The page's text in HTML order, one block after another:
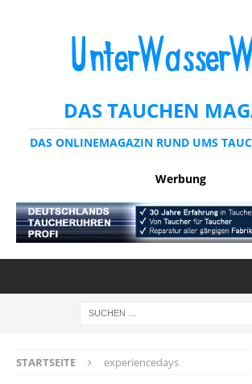
DAS TAUCHEN
DAS ONLINEMAGAZIN RUND UMS
Werbung
STARTSEITE experiencedays